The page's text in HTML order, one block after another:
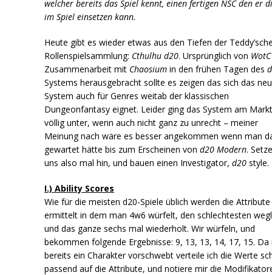
welcher bereits das Spiel kennt, einen fertigen NSC den er
im Spiel einsetzen kann.
Heute gibt es wieder etwas aus den Tiefen der
Rollenspielsammlung: Cthulhu d20. Ursprünglich von WotC
Zusammenarbeit mit Chaosium in den frühen Tagen des
Systems herausgebracht sollte es zeigen das sich das
System auch für Genres weitab der klassischen
Dungeonfantasy eignet. Leider ging das System am
völlig unter, wenn auch nicht ganz zu unrecht – meiner
Meinung nach wäre es besser angekommen wenn man
gewartet hätte bis zum Erscheinen vond20 Modern.
uns also mal hin, und bauen einen Investigator,d20 style.
I.) Ability Scores
Wie für die meisten d20-Spiele üblich werden die Attribute
ermittelt in dem man 4w6 würfelt, den schlechtesten
und das ganze sechs mal wiederholt. Wir würfeln, und
bekommen folgende Ergebnisse: 9, 13, 13, 14, 17, 15. Da
bereits ein Charakter vorschwebt verteile ich die Werte
passend auf die Attribute, und notiere mir die